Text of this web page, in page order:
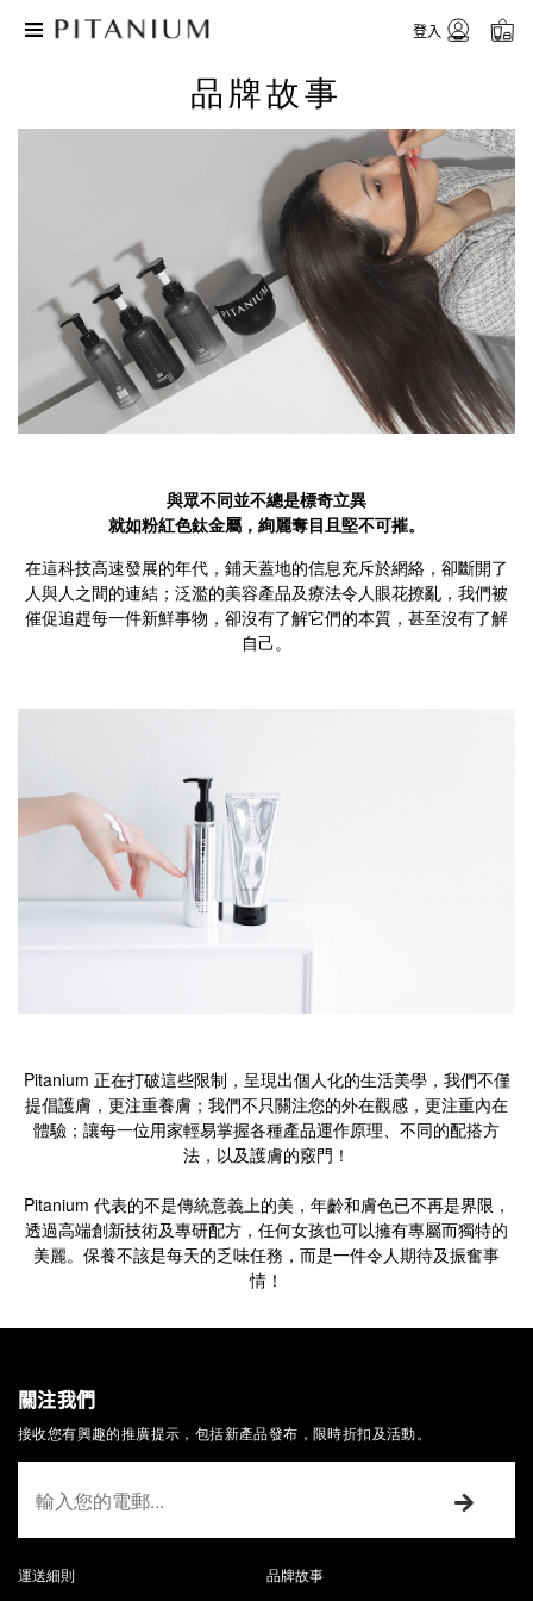
登入
品牌故事
與眾不同並不總是標奇立異
就如粉紅色鈦金屬，絢麗奪目且堅不可摧。
在這科技高速發展的年代，鋪天蓋地的信息充斥於網絡，卻斷開了
人與人之間的連結；泛濫的美容產品及療法令人眼花撩亂，我們被
催促追趕每一件新鮮事物，卻沒有了解它們的本質，甚至沒有了解
自己。
Pitanium 正在打破這些限制，呈現出個人化的生活美學，我們不僅
提倡護膚，更注重養膚；我們不只關注您的外在觀感，更注重內在
體驗；讓每一位用家輕易掌握各種產品運作原理、不同的配搭方
法，以及護膚的竅門！
Pitanium 代表的不是傳統意義上的美，年齡和膚色已不再是界限，
透過高端創新技術及專研配方，任何女孩也可以擁有專屬而獨特的
美麗。保養不該是每天的乏味任務，而是一件令人期待及振奮事
情！
關注我們
接收您有興趣的推廣提示，包括新產品發布，限時折扣及活動。
運送細則 品牌故事